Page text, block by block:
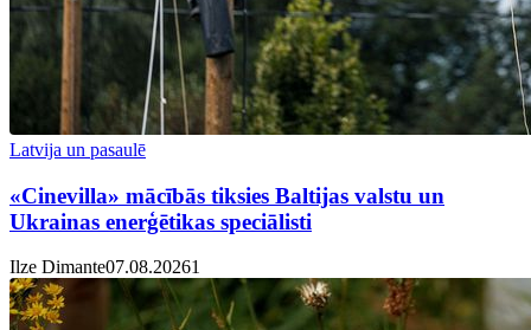
Latvija un pasaulē
«Cinevilla» mācībās tiksies Baltijas valstu un
Ukrainas enerģētikas speciālisti
Ilze Dimante07.08.20261